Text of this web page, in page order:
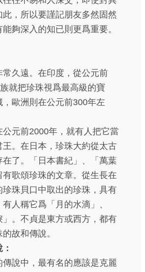
，所以要謹記朋友多然固然
夠深入的知已則更爲重要。
久遠。在印度，從公元前
就把珍珠視爲最高級的寶
歐洲則在公元前300年左
公元前2000年，就有人把它當
王。在日本，珍珠大約從太古
在了。「日本書紀」、「萬葉
歌頌珍珠的文章。從生長在
珍珠貝口中取出的珍珠，具有
人稱它爲「月的水滴」、
」。不貞是東方或西方，都有
故和傳說。
傳說中，最有名的應該是克麗